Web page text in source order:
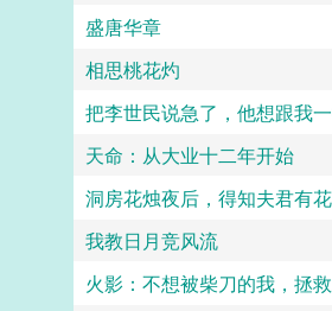
盛唐华章
相思桃花灼
把李世民说急了，他想跟我
天命：从大业十二年开始
洞房花烛夜后，得知夫君有
我教日月竞风流
火影：不想被柴刀的我，拯